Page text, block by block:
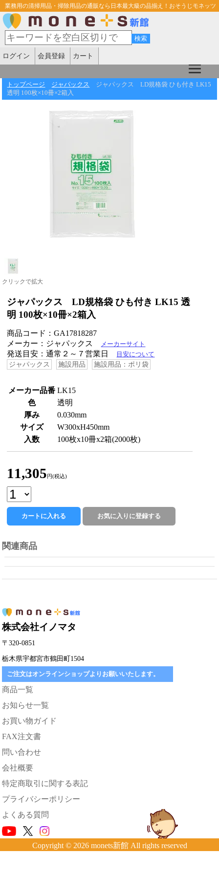
業務用の清掃用品・掃除用品の通販なら日本最大級の品揃え！おそうじモネッツ
ログイン 会員登録 カート
トップページ ジャパックス
ジャパックス LD規格袋 ひも付き LK15
透明 100枚×10冊×2箱入
クリックで拡大
ジャパックス LD規格袋 ひも付き LK15 透
明 100枚×10冊×2箱入
商品コード：GA17818287
メーカー：ジャパックス
メーカーサイト
発送目安：通常２～７営業日 目安について
ジャパックス 施設用品 施設用品：ポリ袋
メーカー品番 LK15
色
透明
厚み
0.030mm
サイズ
W300xH450mm
入数
100枚x10冊x2箱(2000枚)
11,305 円(税込)
関連商品
株式会社イノマタ
〒320-0851
栃木県宇都宮市鶴田町1504
ご注文はオンラインショップよりお願いいたします。
商品一覧
お知らせ一覧
お買い物ガイド
FAX注文書
問い合わせ
会社概要
特定商取引に関する表記
プライバシーポリシー
よくある質問
Copyright © 2026 monets新館 All rights reserved